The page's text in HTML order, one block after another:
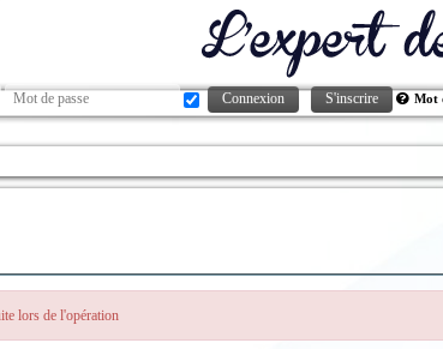
Connexion S'inscrire Mot
lors de l'opération